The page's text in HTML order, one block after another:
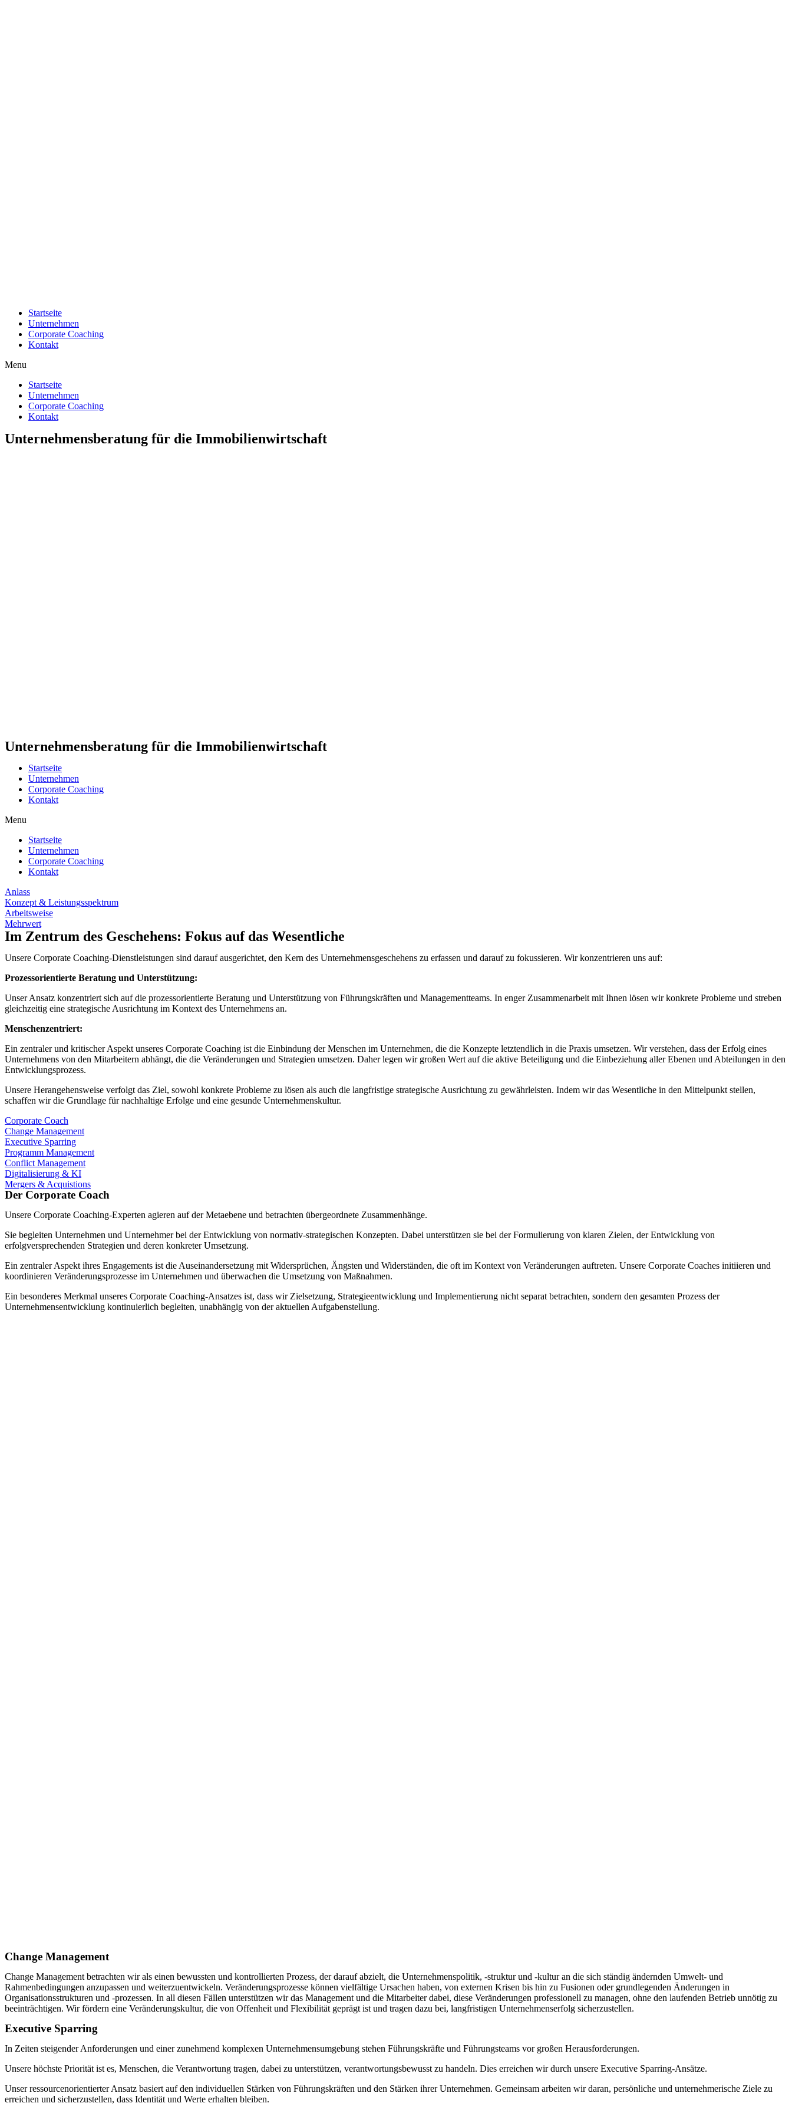
Startseite
Unternehmen
Corporate Coaching
Kontakt
Menu
Startseite
Unternehmen
Corporate Coaching
Kontakt
Unternehmensberatung für die Immobilienwirtschaft
Unternehmensberatung für die Immobilienwirtschaft
Startseite
Unternehmen
Corporate Coaching
Kontakt
Menu
Startseite
Unternehmen
Corporate Coaching
Kontakt
Anlass
Konzept & Leistungsspektrum
Arbeitsweise
Mehrwert
Im Zentrum des Geschehens: Fokus auf das Wesentliche​
Unsere Corporate Coaching-Dienstleistungen sind darauf ausgerichtet, den Kern des Unternehmensgeschehens zu erfassen und darauf zu fokussieren. Wir konzentrieren uns auf:
Prozessorientierte Beratung und Unterstützung:
Unser Ansatz konzentriert sich auf die prozessorientierte Beratung und Unterstützung von Führungskräften und Managementteams. In enger Zusammenarbeit mit Ihnen lösen wir konkrete Probleme und streben
gleichzeitig eine strategische Ausrichtung im Kontext des Unternehmens an.
Menschenzentriert:
Ein zentraler und kritischer Aspekt unseres Corporate Coaching ist die Einbindung der Menschen im Unternehmen, die die Konzepte letztendlich in die Praxis umsetzen. Wir verstehen, dass der Erfolg eines
Unternehmens von den Mitarbeitern abhängt, die die Veränderungen und Strategien umsetzen. Daher legen wir großen Wert auf die aktive Beteiligung und die Einbeziehung aller Ebenen und Abteilungen in den
Entwicklungsprozess.
Unsere Herangehensweise verfolgt das Ziel, sowohl konkrete Probleme zu lösen als auch die langfristige strategische Ausrichtung zu gewährleisten. Indem wir das Wesentliche in den Mittelpunkt stellen,
schaffen wir die Grundlage für nachhaltige Erfolge und eine gesunde Unternehmenskultur.
Corporate Coach
Change Management
Executive Sparring
Programm Management
Conflict Management
Digitalisierung & KI
Mergers & Acquistions
Der Corporate Coach
Unsere Corporate Coaching-Experten agieren auf der Metaebene und betrachten übergeordnete Zusammenhänge.
Sie begleiten Unternehmen und Unternehmer bei der Entwicklung von normativ-strategischen Konzepten. Dabei unterstützen sie bei der Formulierung von klaren Zielen, der Entwicklung von
erfolgversprechenden Strategien und deren konkreter Umsetzung.
Ein zentraler Aspekt ihres Engagements ist die Auseinandersetzung mit Widersprüchen, Ängsten und Widerständen, die oft im Kontext von Veränderungen auftreten. Unsere Corporate Coaches initiieren und
koordinieren Veränderungsprozesse im Unternehmen und überwachen die Umsetzung von Maßnahmen.
Ein besonderes Merkmal unseres Corporate Coaching-Ansatzes ist, dass wir Zielsetzung, Strategieentwicklung und Implementierung nicht separat betrachten, sondern den gesamten Prozess der
Unternehmensentwicklung kontinuierlich begleiten, unabhängig von der aktuellen Aufgabenstellung.
Change Management
Change Management betrachten wir als einen bewussten und kontrollierten Prozess, der darauf abzielt, die Unternehmenspolitik, -struktur und -kultur an die sich ständig ändernden Umwelt- und
Rahmenbedingungen anzupassen und weiterzuentwickeln. Veränderungsprozesse können vielfältige Ursachen haben, von externen Krisen bis hin zu Fusionen oder grundlegenden Änderungen in
Organisationsstrukturen und -prozessen. In all diesen Fällen unterstützen wir das Management und die Mitarbeiter dabei, diese Veränderungen professionell zu managen, ohne den laufenden Betrieb unnötig zu
beeinträchtigen. Wir fördern eine Veränderungskultur, die von Offenheit und Flexibilität geprägt ist und tragen dazu bei, langfristigen Unternehmenserfolg sicherzustellen.
Executive Sparring
In Zeiten steigender Anforderungen und einer zunehmend komplexen Unternehmensumgebung stehen Führungskräfte und Führungsteams vor großen Herausforderungen.
Unsere höchste Priorität ist es, Menschen, die Verantwortung tragen, dabei zu unterstützen, verantwortungsbewusst zu handeln. Dies erreichen wir durch unsere Executive Sparring-Ansätze.
Unser ressourcenorientierter Ansatz basiert auf den individuellen Stärken von Führungskräften und den Stärken ihrer Unternehmen. Gemeinsam arbeiten wir daran, persönliche und unternehmerische Ziele zu
erreichen und sicherzustellen, dass Identität und Werte erhalten bleiben.